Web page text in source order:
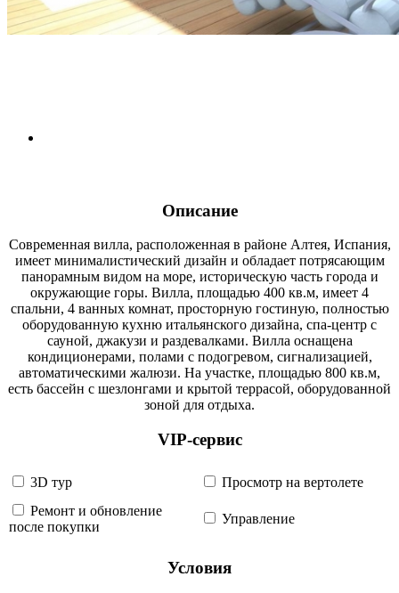
Описание
Современная вилла, расположенная в районе Алтея, Испания,
имеет минималистический дизайн и обладает потрясающим
панорамным видом на море, историческую часть города и
окружающие горы. Вилла, площадью 400 кв.м, имеет 4
спальни, 4 ванных комнат, просторную гостиную, полностью
оборудованную кухню итальянского дизайна, спа-центр с
сауной, джакузи и раздевалками. Вилла оснащена
кондиционерами, полами с подогревом, сигнализацией,
автоматическими жалюзи. На участке, площадью 800 кв.м,
есть бассейн с шезлонгами и крытой террасой, оборудованной
зоной для отдыха.
VIP-сервис
3D тур
Просмотр на вертолете
Ремонт и обновление
после покупки
Управление
Условия